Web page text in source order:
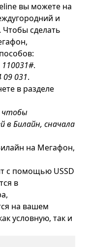
вы можете на
и
сделать
110031#.
09 031.
в разделе
чтобы
в Билайн, сначала
на Мегафон,
с помощью USSD
в
на вашем
условную, так и